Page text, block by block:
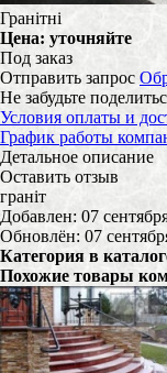
Гранітні
Цена: уточняйте
Под заказ
Отправить запрос
Не забудьте
Условия оплаты и
График работы
Детальное описание
Оставить отзыв
граніт
Добавлен: 07
Обновлён: 07
Категория в
Похожие товары